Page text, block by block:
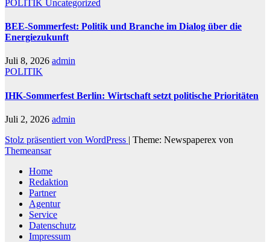
POLITIK Uncategorized
BEE-Sommerfest: Politik und Branche im Dialog über die
Energiezukunft
Juli 8, 2026 admin
POLITIK
IHK-Sommerfest Berlin: Wirtschaft setzt politische Prioritäten
Juli 2, 2026 admin
Stolz präsentiert von WordPress | Theme: Newspaperex von
Themeansar
Home
Redaktion
Partner
Agentur
Service
Datenschutz
Impressum